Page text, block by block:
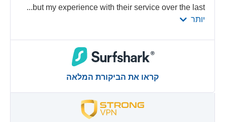
but my experience with their service over the last
...
יותר
קראו את הביקורת המלאה